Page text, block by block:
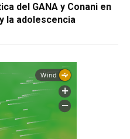
del GANA y Conani en
la adolescencia